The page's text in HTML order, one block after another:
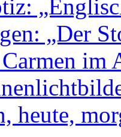
„Der
im
heute,